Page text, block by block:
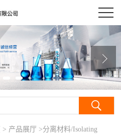
> 产品展厅 >分离材料/Isolating